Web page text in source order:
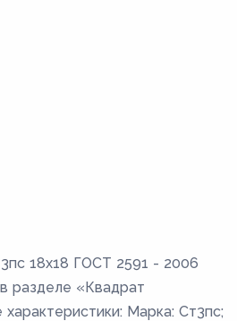
18x18 ГОСТ 2591 - 2006
разделе «Квадрат
Марка: Ст3пс;